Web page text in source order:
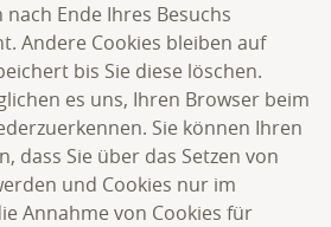
nach Ende Ihres Besuchs
Andere Cookies bleiben auf
bis Sie diese löschen.
es uns, Ihren Browser beim
Sie können Ihren
dass Sie über das Setzen von
und Cookies nur im
Annahme von Cookies für